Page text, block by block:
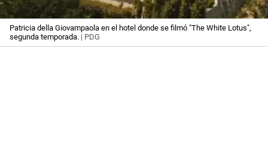
Patricia della Giovampaola en el hotel donde se filmó "The White Lotus",
segunda temporada. | PDG